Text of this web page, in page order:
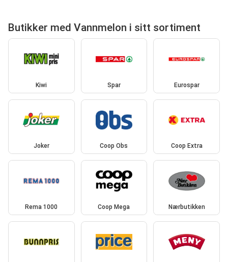
Butikker med Vannmelon i sitt sortiment
Kiwi Spar Eurospar
Joker Coop Obs Coop Extra
Rema 1000 Coop Mega Nærbutikken